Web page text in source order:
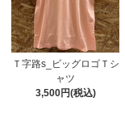
Ｔ字路s_ビッグロゴＴシ
ャツ
3,500円(税込)